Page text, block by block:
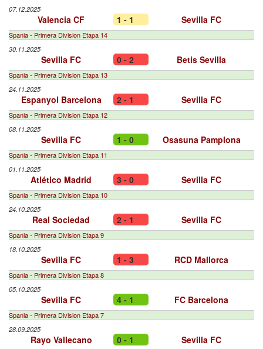
07.12.2025
Valencia CF 1 - 1 Sevilla FC
Spania - Primera Division Etapa 14
30.11.2025
Sevilla FC 0 - 2 Betis Sevilla
Spania - Primera Division Etapa 13
24.11.2025
Espanyol Barcelona 2 - 1 Sevilla FC
Spania - Primera Division Etapa 12
08.11.2025
Sevilla FC 1 - 0 Osasuna Pamplona
Spania - Primera Division Etapa 11
01.11.2025
Atlético Madrid 3 - 0 Sevilla FC
Spania - Primera Division Etapa 10
24.10.2025
Real Sociedad 2 - 1 Sevilla FC
Spania - Primera Division Etapa 9
18.10.2025
Sevilla FC 1 - 3 RCD Mallorca
Spania - Primera Division Etapa 8
05.10.2025
Sevilla FC 4 - 1 FC Barcelona
Spania - Primera Division Etapa 7
28.09.2025
Rayo Vallecano 0 - 1 Sevilla FC